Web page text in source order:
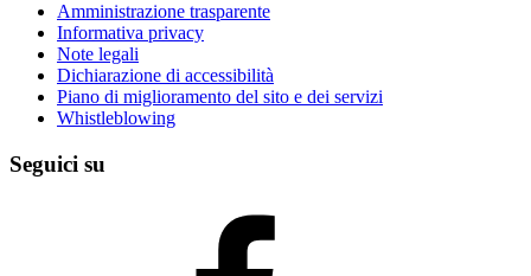
Amministrazione trasparente
Informativa privacy
Note legali
Dichiarazione di accessibilità
Piano di miglioramento del sito e dei servizi
Whistleblowing
Seguici su